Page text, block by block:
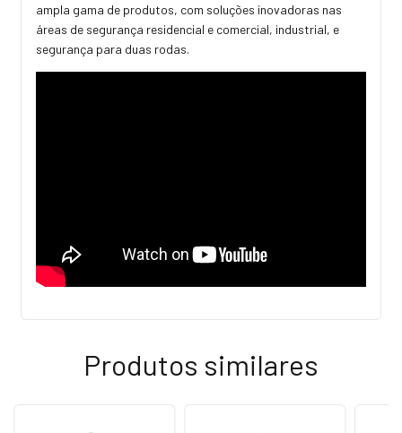
ampla gama de produtos, com soluções inovadoras nas
áreas de segurança residencial e comercial, industrial, e
segurança para duas rodas.
Produtos similares